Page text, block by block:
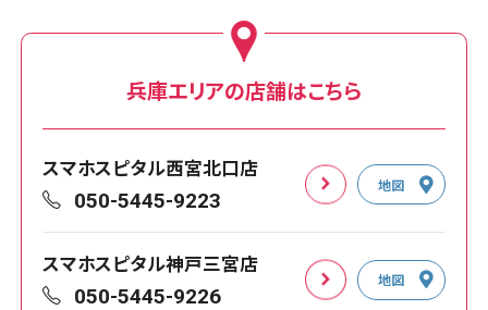
兵庫エリアの店舗はこちら
スマホスピタル西宮北口店
050-5445-9223
地図
スマホスピタル神戸三宮店
050-5445-9226
地図